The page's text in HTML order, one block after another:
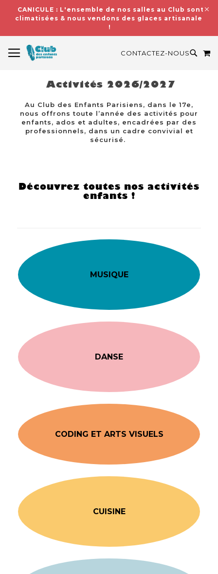
CANICULE : L'ensemble de nos salles au Club sont
climatisées & nous vendons des glaces artisanales
!
CONTACTEZ-NOUS
Activités 2026/2027
Au Club des Enfants Parisiens, dans le 17e,
nous offrons toute l’année des activités pour
enfants, ados et adultes, encadrées par des
professionnels, dans un cadre convivial et
sécurisé.
Découvrez toutes nos activités
enfants !
MUSIQUE
DANSE
CODING ET ARTS VISUELS
CUISINE